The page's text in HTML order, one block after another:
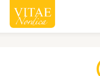
Skip
content